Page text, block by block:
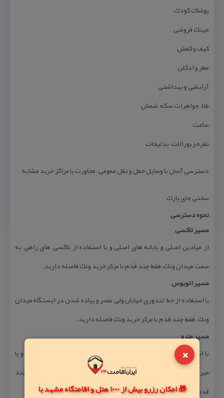
×
🎁 امکان رزرو بیش از 1000 هتل و اقامتگاه مشهد با
پوشاك كودك
عینك فروشی
كیف و كفش
عطر و ادكلن
آرایشی و بهداشتی
طلا، جواهرات،سكه ،شمش
ساعت
نقره،زیورالات، بدلیجات
دسترسی آسان با وسایل حمل و نقل عمومی – مجاورت با مراكز خرید مشابه
سختی جای پارك
نحوه دسترسی
مسیر تاكسی
از میادین اصلی و پایانه های اصلی و با استفاده از تاكسی های راهی به
سمت میدان ونك، فقط چند قدم با مركز خرید ونك فاصله دارید.
مسیر اتوبوس
با استفاده از خط تندوری خیابان ولی عصر و پیاده شدن در ایستگاه میدان
ونك، فقط چند قدم با مركز خرید ونك فاصله دارید.
مسیر مترو
با استفاده از خط یك مترو تهران و پیاده شدن در ایستگاه شهید حقانی و یا
میردماد و طی كردن مسافتی كوتاه با تاكسی به سمت میدان ونك، فقط چند
قدم با مركز خرید ونك فاصله دارید.